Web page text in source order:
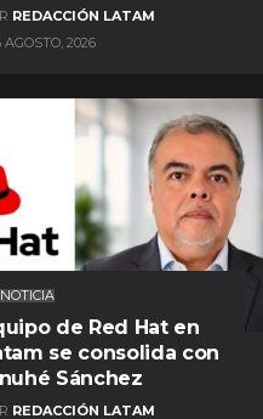
REDACCIÓN LATAM
2026
de Red Hat en
se consolida con
Sánchez
REDACCIÓN LATAM